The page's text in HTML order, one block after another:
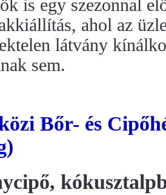
is egy szezonnal
ahol az
látvány
sem.
Bőr- és